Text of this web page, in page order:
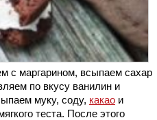
с маргарином, всыпаем сахар
по вкусу ванилин и
муку, соду, какао и
теста. После этого